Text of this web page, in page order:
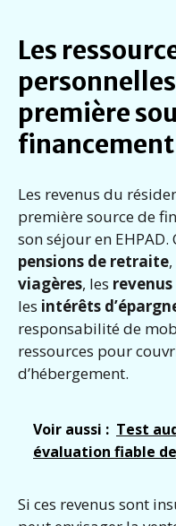
Les
première
financement
Les revenus du
première source de
son séjour en EHPAD.
pensions de retraite
viagères, les
les intérêts
responsabilité de
ressources pour
d’hébergement.
Voir aussi : Test
évaluation fiable
Si ces revenus sont